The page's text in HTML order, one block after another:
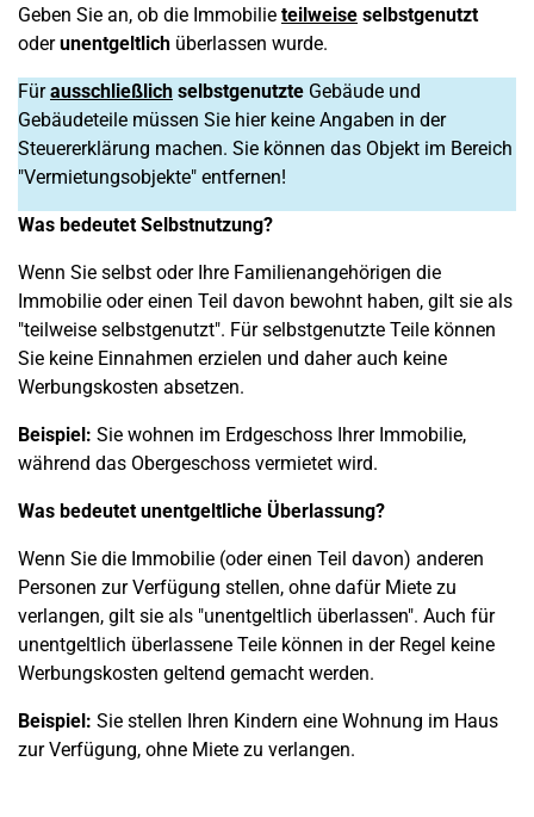
Geben Sie an, ob die Immobilie teilweise selbstgenutzt
oderunentgeltlich überlassen wurde.
Fürausschließlich selbstgenutzte Gebäude und
Gebäudeteile müssen Sie hier keine Angaben in der
Steuererklärung machen. Sie können das Objekt im Bereich
"Vermietungsobjekte" entfernen!
Was bedeutet Selbstnutzung?
Wenn Sie selbst oder Ihre Familienangehörigen die
Immobilie oder einen Teil davon bewohnt haben, gilt sie als
"teilweise selbstgenutzt". Für selbstgenutzte Teile können
Sie keine Einnahmen erzielen und daher auch keine
Werbungskosten absetzen.
Beispiel: Sie wohnen im Erdgeschoss Ihrer Immobilie,
während das Obergeschoss vermietet wird.
Was bedeutet unentgeltliche Überlassung?
Wenn Sie die Immobilie (oder einen Teil davon) anderen
Personen zur Verfügung stellen, ohne dafür Miete zu
verlangen, gilt sie als "unentgeltlich überlassen". Auch für
unentgeltlich überlassene Teile können in der Regel keine
Werbungskosten geltend gemacht werden.
Beispiel: Sie stellen Ihren Kindern eine Wohnung im Haus
zur Verfügung, ohne Miete zu verlangen.